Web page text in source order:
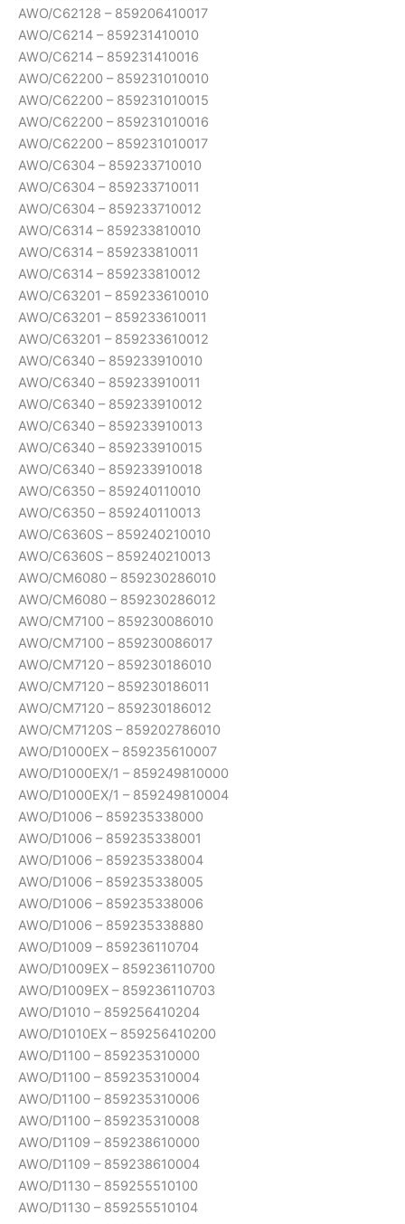
AWO/C62128 – 859206410017
AWO/C6214 – 859231410010
AWO/C6214 – 859231410016
AWO/C62200 – 859231010010
AWO/C62200 – 859231010015
AWO/C62200 – 859231010016
AWO/C62200 – 859231010017
AWO/C6304 – 859233710010
AWO/C6304 – 859233710011
AWO/C6304 – 859233710012
AWO/C6314 – 859233810010
AWO/C6314 – 859233810011
AWO/C6314 – 859233810012
AWO/C63201 – 859233610010
AWO/C63201 – 859233610011
AWO/C63201 – 859233610012
AWO/C6340 – 859233910010
AWO/C6340 – 859233910011
AWO/C6340 – 859233910012
AWO/C6340 – 859233910013
AWO/C6340 – 859233910015
AWO/C6340 – 859233910018
AWO/C6350 – 859240110010
AWO/C6350 – 859240110013
AWO/C6360S – 859240210010
AWO/C6360S – 859240210013
AWO/CM6080 – 859230286010
AWO/CM6080 – 859230286012
AWO/CM7100 – 859230086010
AWO/CM7100 – 859230086017
AWO/CM7120 – 859230186010
AWO/CM7120 – 859230186011
AWO/CM7120 – 859230186012
AWO/CM7120S – 859202786010
AWO/D1000EX – 859235610007
AWO/D1000EX/1 – 859249810000
AWO/D1000EX/1 – 859249810004
AWO/D1006 – 859235338000
AWO/D1006 – 859235338001
AWO/D1006 – 859235338004
AWO/D1006 – 859235338005
AWO/D1006 – 859235338006
AWO/D1006 – 859235338880
AWO/D1009 – 859236110704
AWO/D1009EX – 859236110700
AWO/D1009EX – 859236110703
AWO/D1010 – 859256410204
AWO/D1010EX – 859256410200
AWO/D1100 – 859235310000
AWO/D1100 – 859235310004
AWO/D1100 – 859235310006
AWO/D1100 – 859235310008
AWO/D1109 – 859238610000
AWO/D1109 – 859238610004
AWO/D1130 – 859255510100
AWO/D1130 – 859255510104